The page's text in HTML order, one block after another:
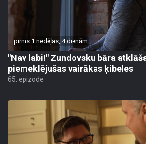
pirms 1 nedēļas, 4 dienām
"Nav labi!" Zundovsku bāra
piemeklējušas vairākas ķibeles
65. epizode